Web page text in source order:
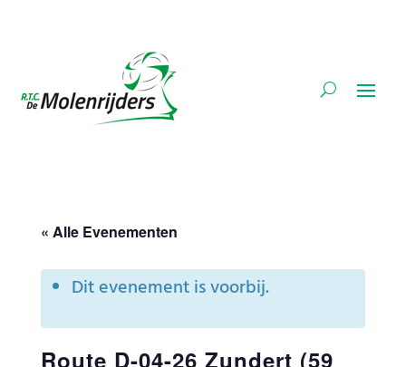
« Alle Evenementen
Dit evenement is voorbij.
Route D-04-26 Zundert (59